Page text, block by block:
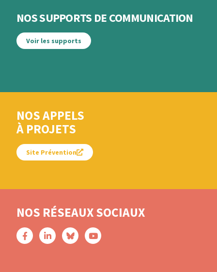
NOS SUPPORTS DE COMMUNICATION
Voir les supports
NOS APPELS
À PROJETS
Site Prévention
NOS RÉSEAUX SOCIAUX